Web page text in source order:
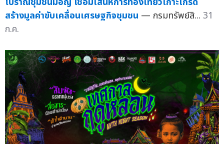
สร้างมูลค่าขับเคลื่อนเศรษฐกิจชุมชน — กรมทรัพย์สิ... 31
ก.ค.